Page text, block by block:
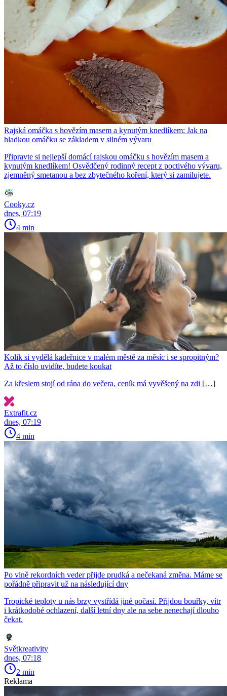
Rajská omáčka s hovězím masem a kynutým knedlíkem: Jak na
hladkou omáčku se základem v silném vývaru
Připravte si nejlepší domácí rajskou omáčku s hovězím masem a
kynutým knedlíkem! Osvědčený rodinný recept z poctivého vývaru,
zjemněný smetanou a bez zbytečného koření, který si zamilujete.
Cooky.cz
dnes, 07:19
4 min
Kolik si vydělá kadeřnice v malém městě za měsíc i se spropitným?
Až to číslo uvidíte, budete koukat
Za křeslem stojí od rána do večera, ceník má vyvěšený na zdi […]
Extrafit.cz
dnes, 07:19
4 min
Po vlně rekordních veder přijde prudká a nečekaná změna. Máme se
pořádně připravit už na následující dny
Tropické teploty u nás brzy vystřídá jiné počasí. Přijdou bouřky, vítr
i krátkodobé ochlazení, další letní dny ale na sebe nenechají dlouho
čekat.
Světkreativity
dnes, 07:18
2 min
Reklama